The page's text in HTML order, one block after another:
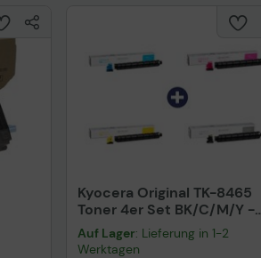
Kyocera Original TK-8465
Toner 4er Set BK/C/M/Y -
30.000/20.000 Seiten
Auf Lager: Lieferung in 1-2
Werktagen